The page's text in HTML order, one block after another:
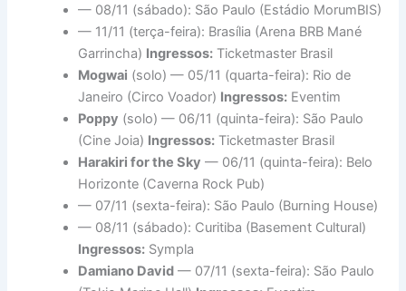
— 08/11 (sábado): São Paulo (Estádio MorumBIS)
— 11/11 (terça-feira): Brasília (Arena BRB Mané
Garrincha) Ingressos: Ticketmaster Brasil
Mogwai (solo) — 05/11 (quarta-feira): Rio de
Janeiro (Circo Voador) Ingressos: Eventim
Poppy (solo) — 06/11 (quinta-feira): São Paulo
(Cine Joia) Ingressos: Ticketmaster Brasil
Harakiri for the Sky — 06/11 (quinta-feira): Belo
Horizonte (Caverna Rock Pub)
— 07/11 (sexta-feira): São Paulo (Burning House)
— 08/11 (sábado): Curitiba (Basement Cultural)
Ingressos: Sympla
Damiano David — 07/11 (sexta-feira): São Paulo